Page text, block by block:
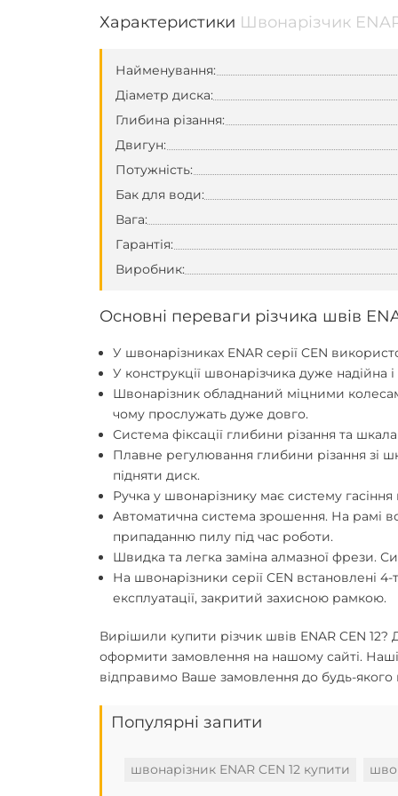
Характеристики Швонарізчик
Найменування:
Діаметр диска:
Глибина різання:
Двигун:
Потужність:
Бак для води:
Вага:
Гарантія:
Виробник:
Основні переваги різчика швів
У швонарізниках ENAR серії CEN
У конструкції швонарізчика дуже надійна
Швонарізник обладнаний міцними
чому прослужать дуже довго.
Система фіксації глибини різання та
Плавне регулювання глибини різання зі
підняти диск.
Ручка у швонарізнику має систему гасіння
Автоматична система зрошення. На рамі
припаданню пилу під час роботи.
Швидка та легка заміна алмазної фрези.
На швонарізники серії CEN встановлені
експлуатації, закритий захисною рамкою.
Вирішили купити різчик швів ENAR CEN 12?
оформити замовлення на нашому сайті.
відправимо Ваше замовлення до будь-
Популярні запити
швонарізник ENAR CEN 12 купити